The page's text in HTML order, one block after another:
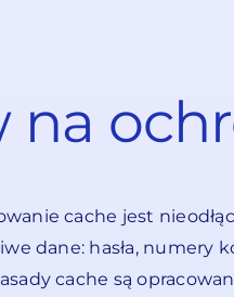
na
cache jest
dane: hasła, numery
cache są